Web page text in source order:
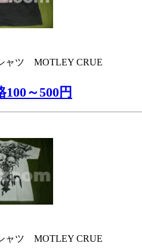
ャツ MOTLEY CRUE
ャツ MOTLEY CRUE